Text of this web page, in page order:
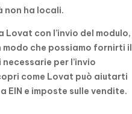
non ha locali.
Lovat con l’invio del modulo,
che possiamo fornirti il
per l’invio
come Lovat può aiutarti
EIN e imposte sulle vendite.